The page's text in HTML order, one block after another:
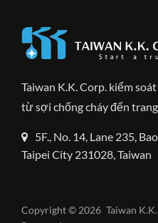
Taiwan K.K. Corp. kiểm
từ sợi chống cháy đến
5F., No. 14, Lane 235,
Taipei City 231028, Taiwan
Copyright © 2026 Taiwan